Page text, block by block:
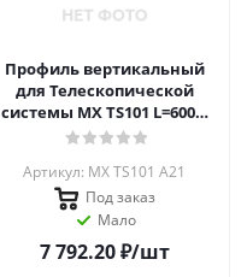
Профиль вертикальный
для Телескопической
системы MX TS101 L=6000,
Латунь А21
Артикул: MX TS101 A21
Под заказ
Мало
7 792.20₽/шт